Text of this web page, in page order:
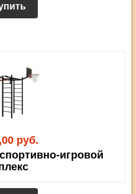
руб.
игровой